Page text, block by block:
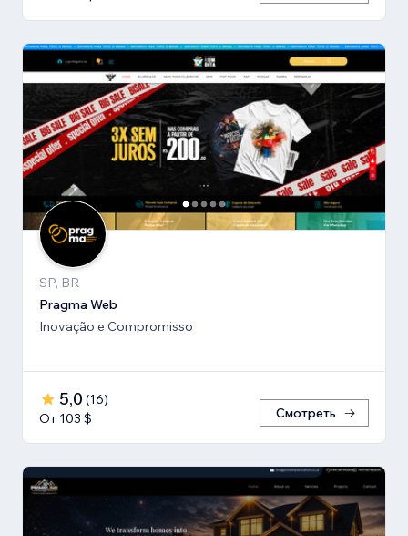
SP, BR
Pragma Web
Inovação e Compromisso
5,0 (16)
От 103 $
Смотреть